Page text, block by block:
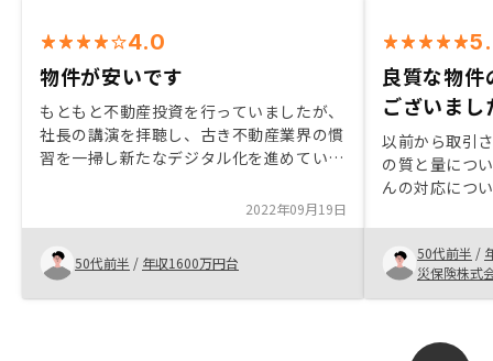
4.0
物件が安いです
もともと不動産投資を行っていましたが、
社長の講演を拝聴し、古き不動産業界の慣
習を一掃し新たなデジタル化を進めている
合わせをしたところ経験豊富な管理者さん
と若手ですが頑張っている担当者さんに対
応頂き即購入しました。他社に比べて物件
価格も低いと感じました。もっとデジタル
化されているかと思いましたが、やはり銀
2022年09月19日
50代前半 / 年収1600万円台
良質な物
ございまし
以前から取引
の質と量につ
んの対応につ
税等を検討し
め、今回の契
優良な物件を
す。特にあり
50代前半 /
災保険株式